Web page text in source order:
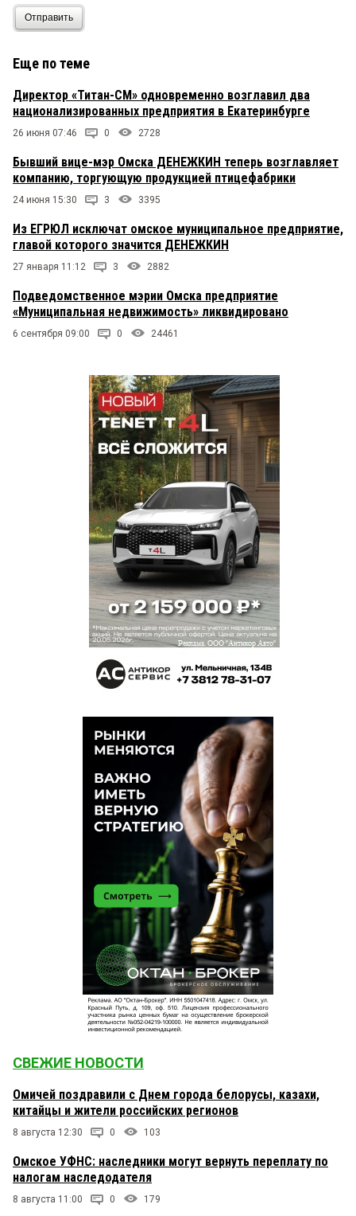
Отправить
Еще по теме
Директор «Титан-СМ» одновременно возглавил два
национализированных предприятия в Екатеринбурге
26 июня 07:46 0 2728
Бывший вице-мэр Омска ДЕНЕЖКИН теперь возглавляет
компанию, торгующую продукцией птицефабрики
24 июня 15:30 3 3395
Из ЕГРЮЛ исключат омское муниципальное предприятие,
главой которого значится ДЕНЕЖКИН
27 января 11:12 3 2882
Подведомственное мэрии Омска предприятие
«Муниципальная недвижимость» ликвидировано
6 сентября 09:00 0 24461
СВЕЖИЕ НОВОСТИ
Омичей поздравили с Днем города белорусы, казахи,
китайцы и жители российских регионов
8 августа 12:30 0 103
Омское УФНС: наследники могут вернуть переплату по
налогам наследодателя
8 августа 11:00 0 179